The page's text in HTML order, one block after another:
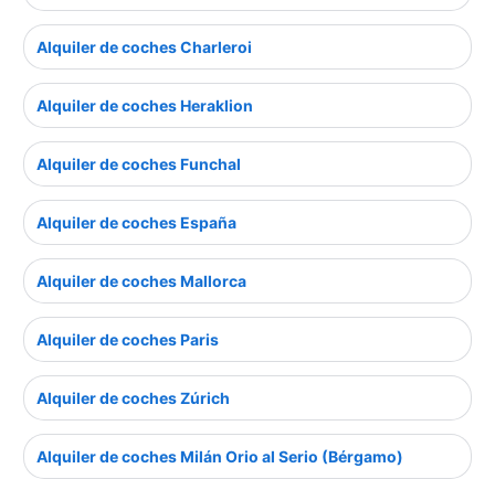
Alquiler de coches Charleroi
Alquiler de coches Heraklion
Alquiler de coches Funchal
Alquiler de coches España
Alquiler de coches Mallorca
Alquiler de coches Paris
Alquiler de coches Zúrich
Alquiler de coches Milán Orio al Serio (Bérgamo)